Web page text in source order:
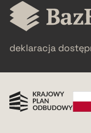
pobierz cytat
BIBTEX
deklaracja